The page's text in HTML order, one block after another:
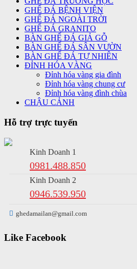
GHẾ ĐÁ BỆNH VIỆN
GHẾ ĐÁ NGOÀI TRỜI
GHẾ ĐÁ GRANITO
BÀN GHẾ ĐÁ GIẢ GỖ
BÀN GHẾ ĐÁ SÂN VƯỜN
BÀN GHẾ ĐÁ TỰ NHIÊN
ĐỈNH HÓA VÀNG
Đỉnh hóa vàng gia đình
Đỉnh hóa vàng chung cư
Đỉnh hóa vàng đình chùa
CHẬU CẢNH
Hỗ trợ trực tuyến
Kinh Doanh 1
0981.488.850
Kinh Doanh 2
0946.539.950
ghedamailan@gmail.com
Like Facebook